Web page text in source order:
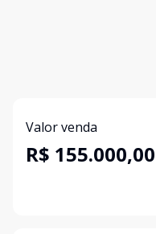
Valor venda
R$ 155.000,00